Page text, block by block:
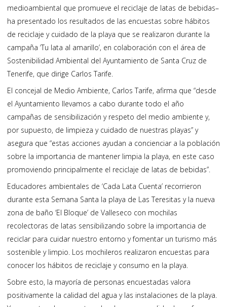
medioambiental que promueve el reciclaje de latas de bebidas–
ha presentado los resultados de las encuestas sobre hábitos
de reciclaje y cuidado de la playa que se realizaron durante la
campaña ‘Tu lata al amarillo’, en colaboración con el área de
Sostenibilidad Ambiental del Ayuntamiento de Santa Cruz de
Tenerife, que dirige Carlos Tarife.
El concejal de Medio Ambiente, Carlos Tarife, afirma que “desde
el Ayuntamiento llevamos a cabo durante todo el año
campañas de sensibilización y respeto del medio ambiente y,
por supuesto, de limpieza y cuidado de nuestras playas” y
asegura que “estas acciones ayudan a concienciar a la población
sobre la importancia de mantener limpia la playa, en este caso
promoviendo principalmente el reciclaje de latas de bebidas”.
Educadores ambientales de ‘Cada Lata Cuenta’ recorrieron
durante esta Semana Santa la playa de Las Teresitas y la nueva
zona de baño ‘El Bloque’ de Valleseco con mochilas
recolectoras de latas sensibilizando sobre la importancia de
reciclar para cuidar nuestro entorno y fomentar un turismo más
sostenible y limpio. Los mochileros realizaron encuestas para
conocer los hábitos de reciclaje y consumo en la playa.
Sobre esto, la mayoría de personas encuestadas valora
positivamente la calidad del agua y las instalaciones de la playa.